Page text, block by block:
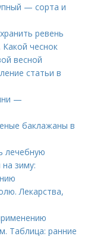
— сорта и
ревень
Какой чеснок
весной
статьи в
—
баклажаны в
лечебную
зиму:
Лекарства,
Таблица: ранние